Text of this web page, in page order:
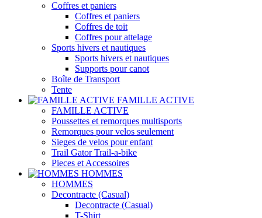
Coffres et paniers
Coffres et paniers
Coffres de toit
Coffres pour attelage
Sports hivers et nautiques
Sports hivers et nautiques
Supports pour canot
Boîte de Transport
Tente
FAMILLE ACTIVE
FAMILLE ACTIVE
Poussettes et remorques multisports
Remorques pour velos seulement
Sieges de velos pour enfant
Trail Gator Trail-a-bike
Pieces et Accessoires
HOMMES
HOMMES
Decontracte (Casual)
Decontracte (Casual)
T-Shirt